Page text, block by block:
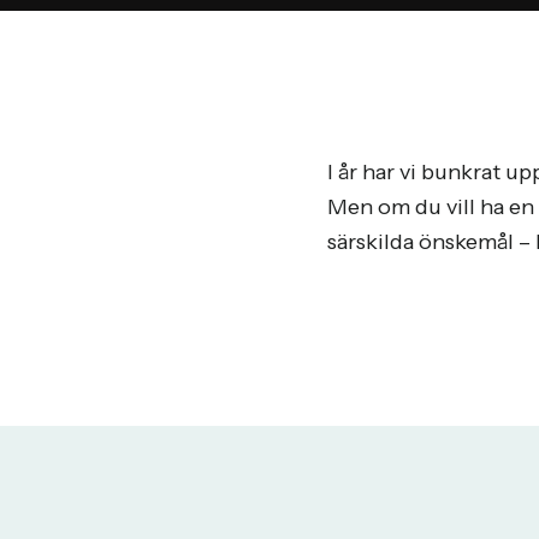
I år har vi bunkrat
Men om du vill ha
särskilda önskemål